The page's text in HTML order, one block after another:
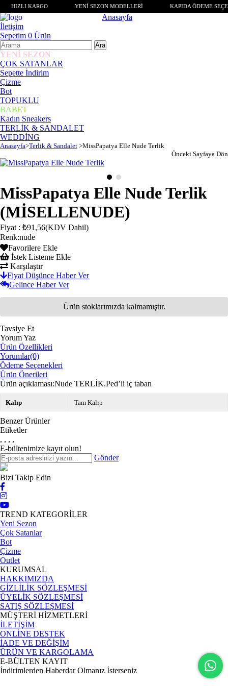
HIZLI KARGO YENİ SEZON MODELLERİ KAPIDA ÖDEME
Anasayfa
İletişim
Sepetim 0 Ürün
YENİ SEZON
ÇOK SATANLAR
Sepette İndirim
Çizme
Bot
TOPUKLU
BABET
Kadın Sneakers
TERLİK & SANDALET
WEDDİNG
Anasayfa>Terlik & Sandalet >MissPapatya Elle Nude Terlik
Önceki Sayfaya Dön
MissPapatya Elle Nude Terlik
(MİSELLENUDE)
Fiyat : ₺91,56(KDV Dahil)
Renk:nude
Favorilere Ekle
İstek Listeme Ekle
Karşılaştır
Fiyat Düşünce Haber Ver
Gelince Haber Ver
Ürün stoklarımızda kalmamıştır.
Tavsiye Et
Yorum Yaz
Ürün Özellikleri
Yorumlar(0)
Ödeme Seçenekleri
Ürün Önerileri
Ürün açıklaması:Nude TERLİK.Ped’li iç taban
Kalıp Tam Kalıp
Benzer Ürünler
Etiketler
, , , ,
E-bültenimize kayıt olun!
Gönder
Bizi Takip Edin
TREND KATEGORİLER
Yeni Sezon
Çok Satanlar
Bot
Çizme
Outlet
KURUMSAL
HAKKIMIZDA
GİZLİLİK SÖZLEŞMESİ
ÜYELİK SÖZLEŞMESİ
SATIŞ SÖZLEŞMESİ
MÜŞTERİ HİZMETLERİ
İLETİŞİM
ONLİNE DESTEK
İADE VE DEĞİŞİM
ÜRÜN VE KARGOLAMA
E-BÜLTEN KAYIT
İndirimlerden Haberdar Olmanız İsterseniz